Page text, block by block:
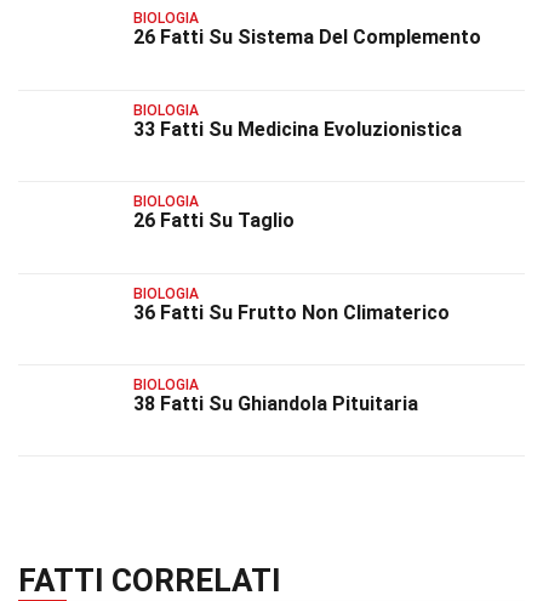
BIOLOGIA
26 Fatti Su Sistema Del Complemento
BIOLOGIA
33 Fatti Su Medicina Evoluzionistica
BIOLOGIA
26 Fatti Su Taglio
BIOLOGIA
36 Fatti Su Frutto Non Climaterico
BIOLOGIA
38 Fatti Su Ghiandola Pituitaria
FATTI CORRELATI